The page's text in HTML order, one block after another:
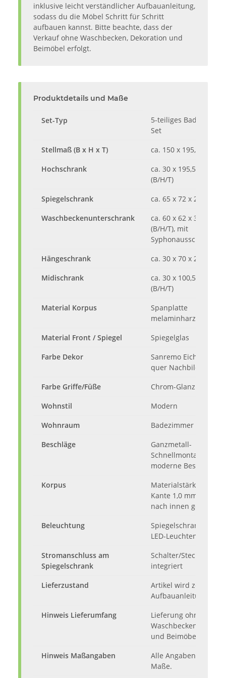
inklusive leicht verständlicher Aufbauanleitung,
sodass du die Möbel Schritt für Schritt
aufbauen kannst. Bitte beachte, dass der
Verkauf ohne Waschbecken, Dekoration und
Beimöbel erfolgt.
Produktdetails und Maße
Set-Typ
5-teiliges
Set
Stellmaß (B x H x T)
ca. 150 x 195,5 x 33
Hochschrank
ca. 30 x 195,5 x 33 cm
(B/H/T)
Spiegelschrank
ca. 65 x 72 x 20 cm
Waschbeckenunterschrank
ca. 60 x 62 x 33 cm
(B/H/T), mit
Syphonausschnitt
Hängeschrank
ca. 30 x 70 x 20 cm
Midischrank
ca. 30 x 100,5 x 33 cm
(B/H/T)
Material Korpus
Spanplatte
Material Front / Spiegel
Spiegelglas
Farbe Dekor
Sanremo Eiche Terra
quer Nachbildung
Farbe Griffe/Füße
Chrom-Glanz
Wohnstil
Modern
Wohnraum
Badezimmer
Beschläge
Ganzmetall-
moderne
Korpus
Materialstärke 16 mm,
Kante 1,0 mm,
nach innen gesetzt
Beleuchtung
Spiegelschrank inkl. 2
LED-Leuchten
Stromanschluss am
Spiegelschrank
Schalter/Steckdose
integriert
Lieferzustand
Artikel wird zerlegt
Aufbauanleitung
Hinweis Lieferumfang
Lieferung ohne
Waschbecken,
und Beimöbel
Hinweis Maßangaben
Alle Angaben sind ca.-
Maße.